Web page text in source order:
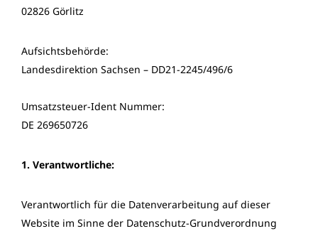
02826 Görlitz
Aufsichtsbehörde:
Landesdirektion Sachsen – DD21-2245/496/6
Umsatzsteuer-Ident Nummer:
DE 269650726
1. Verantwortliche:
Verantwortlich für die Datenverarbeitung auf dieser
Website im Sinne der Datenschutz-Grundverordnung